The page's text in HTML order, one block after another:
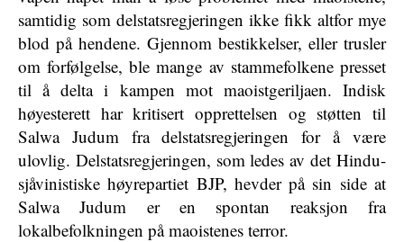
samtidig som delstatsregjeringen ikke fikk altfor mye
blod på hendene. Gjennom bestikkelser, eller trusler
om forfølgelse, ble mange av stammefolkene presset
til å delta i kampen mot maoistgeriljaen. Indisk
høyesterett har kritisert opprettelsen og støtten til
Salwa Judum fra delstatsregjeringen for å være
ulovlig. Delstatsregjeringen, som ledes av det Hindu-
sjåvinistiske høyrepartiet BJP, hevder på sin side at
Salwa Judum er en spontan reaksjon fra
lokalbefolkningen på maoistenes terror.